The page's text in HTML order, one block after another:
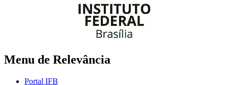
Menu de Relevância
Portal IFB